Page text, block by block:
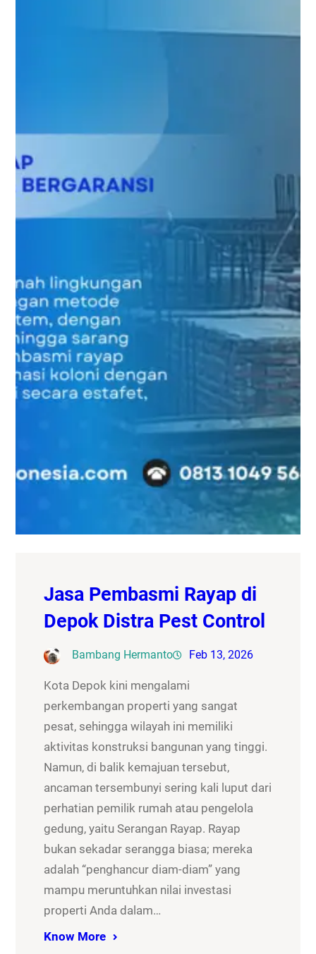
Jasa Pembasmi Rayap di
Depok Distra Pest Control
Bambang Hermanto Feb 13, 2026
Kota Depok kini mengalami
perkembangan properti yang sangat
pesat, sehingga wilayah ini memiliki
aktivitas konstruksi bangunan yang tinggi.
Namun, di balik kemajuan tersebut,
ancaman tersembunyi sering kali luput dari
perhatian pemilik rumah atau pengelola
gedung, yaitu Serangan Rayap. Rayap
bukan sekadar serangga biasa; mereka
adalah “penghancur diam-diam” yang
mampu meruntuhkan nilai investasi
properti Anda dalam…
Know More